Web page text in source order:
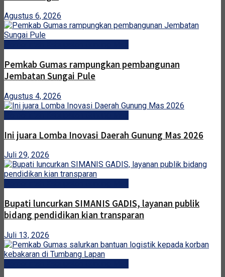
Agustus 6, 2026
Pemkab Gumas rampungkan pembangunan
Jembatan Sungai Pule
Agustus 4, 2026
Ini juara Lomba Inovasi Daerah Gunung Mas 2026
Juli 29, 2026
Bupati luncurkan SIMANIS GADIS, layanan publik
bidang pendidikan kian transparan
Juli 13, 2026